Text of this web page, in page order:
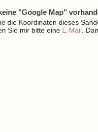
"Google Map"
die Koordinaten dieses
Sie mir bitte eine E-Mail .